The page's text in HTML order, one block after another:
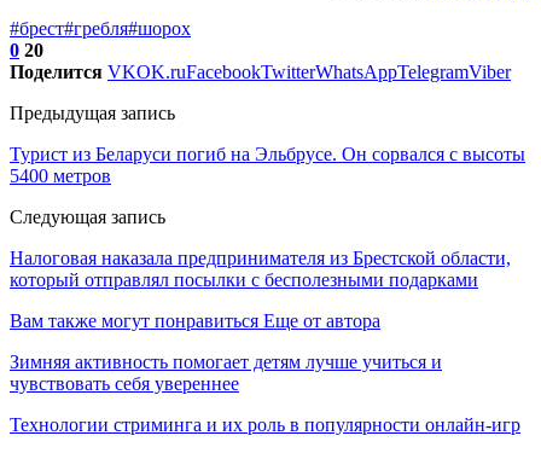
#брест#гребля#шорох
0 20
Поделится VKOK.ruFacebookTwitterWhatsAppTelegramViber
Предыдущая запись
Турист из Беларуси погиб на Эльбрусе. Он сорвался с высоты
5400 метров
Следующая запись
Налоговая наказала предпринимателя из Брестской области,
который отправлял посылки с бесполезными подарками
Вам также могут понравиться Еще от автора
Зимняя активность помогает детям лучше учиться и
чувствовать себя увереннее
Технологии стриминга и их роль в популярности онлайн-игр